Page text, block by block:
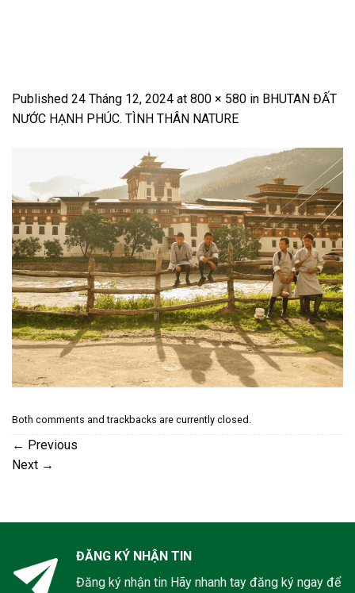
Published 24 Tháng 12, 2024 at 800 × 580 in BHUTAN ĐẤT
NƯỚC HẠNH PHÚC. TÌNH THÂN NATURE
Both comments and trackbacks are currently closed.
← Previous
Next →
ĐĂNG KÝ NHẬN TIN
Đăng ký nhận tin Hãy nhanh tay đăng ký ngay để